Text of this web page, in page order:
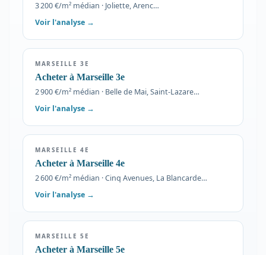
3 200 €/m² médian · Joliette, Arenc…
Voir l'analyse →
MARSEILLE 3E
Acheter à Marseille 3e
2 900 €/m² médian · Belle de Mai, Saint-Lazare…
Voir l'analyse →
MARSEILLE 4E
Acheter à Marseille 4e
2 600 €/m² médian · Cinq Avenues, La Blancarde…
Voir l'analyse →
MARSEILLE 5E
Acheter à Marseille 5e